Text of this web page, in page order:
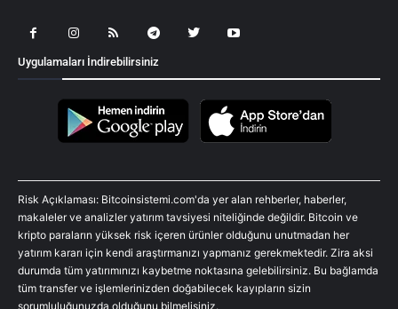
Uygulamaları İndirebilirsiniz
Risk Açıklaması: Bitcoinsistemi.com'da yer alan rehberler, haberler,
makaleler ve analizler yatırım tavsiyesi niteliğinde değildir. Bitcoin ve
kripto paraların yüksek risk içeren ürünler olduğunu unutmadan her
yatırım kararı için kendi araştırmanızı yapmanız gerekmektedir. Zira aksi
durumda tüm yatırımınızı kaybetme noktasına gelebilirsiniz. Bu bağlamda
tüm transfer ve işlemlerinizden doğabilecek kayıpların sizin
sorumluluğunuzda olduğunu bilmelisiniz.